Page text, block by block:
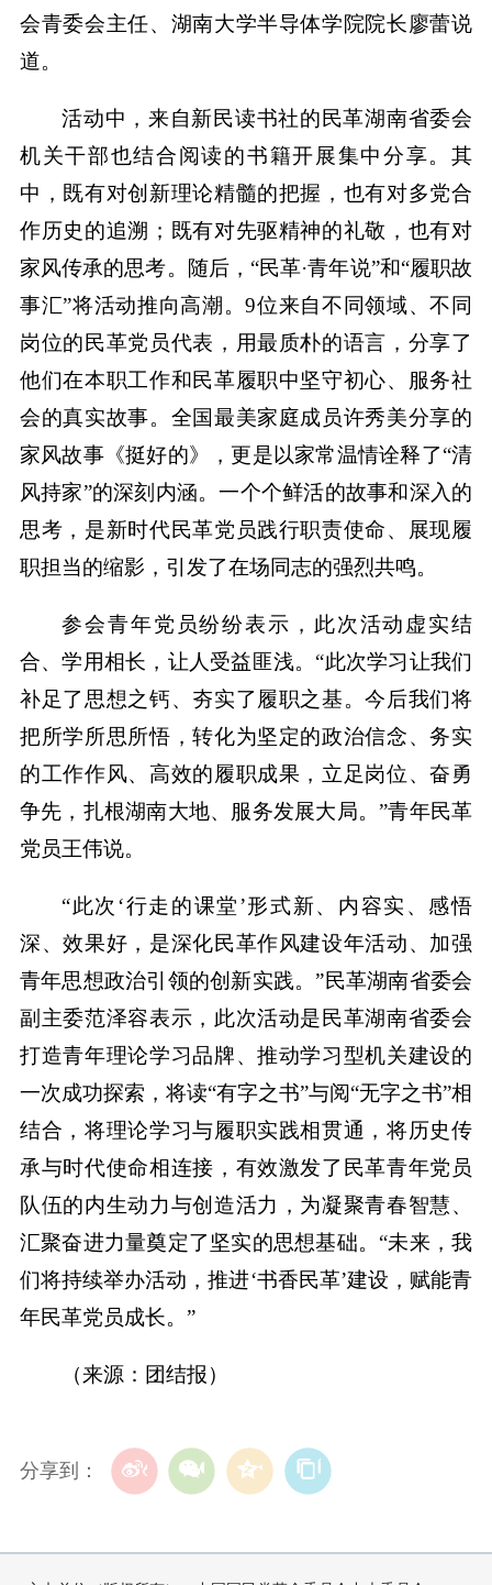
会青委会主任、湖南大学半导体学院院长廖蕾说
道。
活动中，来自新民读书社的民革湖南省委会
机关干部也结合阅读的书籍开展集中分享。其
中，既有对创新理论精髓的把握，也有对多党合
作历史的追溯；既有对先驱精神的礼敬，也有对
家风传承的思考。随后，“民革·青年说”和“履职故
事汇”将活动推向高潮。9位来自不同领域、不同
岗位的民革党员代表，用最质朴的语言，分享了
他们在本职工作和民革履职中坚守初心、服务社
会的真实故事。全国最美家庭成员许秀美分享的
家风故事《挺好的》，更是以家常温情诠释了“清
风持家”的深刻内涵。一个个鲜活的故事和深入的
思考，是新时代民革党员践行职责使命、展现履
职担当的缩影，引发了在场同志的强烈共鸣。
参会青年党员纷纷表示，此次活动虚实结
合、学用相长，让人受益匪浅。“此次学习让我们
补足了思想之钙、夯实了履职之基。今后我们将
把所学所思所悟，转化为坚定的政治信念、务实
的工作作风、高效的履职成果，立足岗位、奋勇
争先，扎根湖南大地、服务发展大局。”青年民革
党员王伟说。
“此次‘行走的课堂’形式新、内容实、感悟
深、效果好，是深化民革作风建设年活动、加强
青年思想政治引领的创新实践。”民革湖南省委会
副主委范泽容表示，此次活动是民革湖南省委会
打造青年理论学习品牌、推动学习型机关建设的
一次成功探索，将读“有字之书”与阅“无字之书”相
结合，将理论学习与履职实践相贯通，将历史传
承与时代使命相连接，有效激发了民革青年党员
队伍的内生动力与创造活力，为凝聚青春智慧、
汇聚奋进力量奠定了坚实的思想基础。“未来，我
们将持续举办活动，推进‘书香民革’建设，赋能青
年民革党员成长。”
（来源：团结报）
分享到：